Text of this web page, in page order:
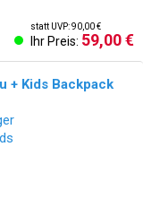
statt UVP: 90,00 €
Ihr Preis: 59,00 €
+ Kids Backpack